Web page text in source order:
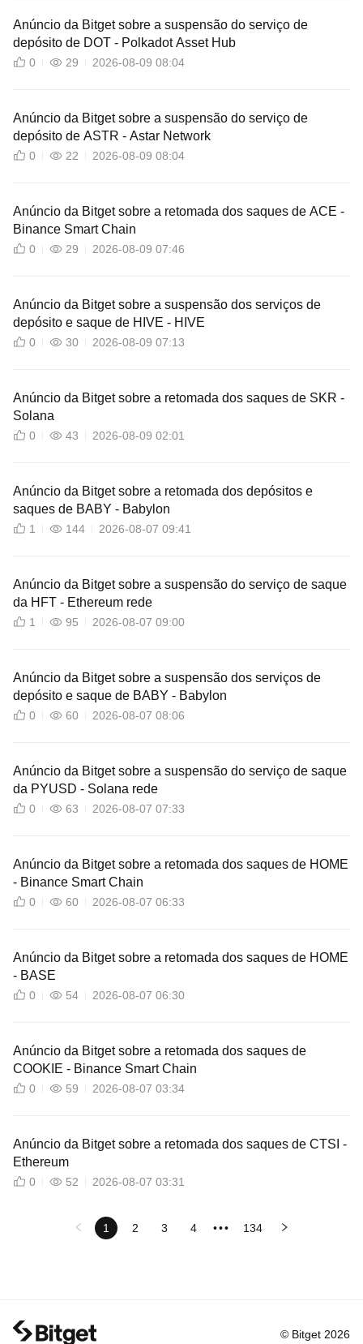
Anúncio da Bitget sobre a suspensão do serviço de
depósito de DOT - Polkadot Asset Hub
0 29 2026-08-09 08:04
Anúncio da Bitget sobre a suspensão do serviço de
depósito de ASTR - Astar Network
0 22 2026-08-09 08:04
Anúncio da Bitget sobre a retomada dos saques de ACE -
Binance Smart Chain
0 29 2026-08-09 07:46
Anúncio da Bitget sobre a suspensão dos serviços de
depósito e saque de HIVE - HIVE
0 30 2026-08-09 07:13
Anúncio da Bitget sobre a retomada dos saques de SKR -
Solana
0 43 2026-08-09 02:01
Anúncio da Bitget sobre a retomada dos depósitos e
saques de BABY - Babylon
1 144 2026-08-07 09:41
Anúncio da Bitget sobre a suspensão do serviço de saque
da HFT - Ethereum rede
1 95 2026-08-07 09:00
Anúncio da Bitget sobre a suspensão dos serviços de
depósito e saque de BABY - Babylon
0 60 2026-08-07 08:06
Anúncio da Bitget sobre a suspensão do serviço de saque
da PYUSD - Solana rede
0 63 2026-08-07 07:33
Anúncio da Bitget sobre a retomada dos saques de HOME
- Binance Smart Chain
0 60 2026-08-07 06:33
Anúncio da Bitget sobre a retomada dos saques de HOME
- BASE
0 54 2026-08-07 06:30
Anúncio da Bitget sobre a retomada dos saques de
COOKIE - Binance Smart Chain
0 59 2026-08-07 03:34
Anúncio da Bitget sobre a retomada dos saques de CTSI -
Ethereum
0 52 2026-08-07 03:31
1 2 3 4 ••• 134
© Bitget 2026